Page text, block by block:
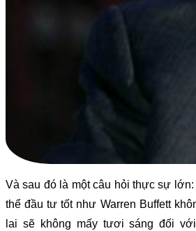
Và sau đó là một câu hỏi thực sự
thể đầu tư tốt như Warren Buffett
lai sẽ không mấy tươi sáng đối với